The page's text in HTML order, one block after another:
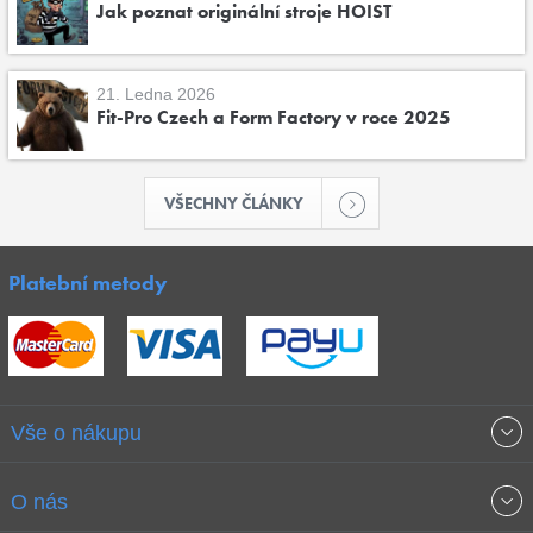
Jak poznat originální stroje HOIST
21. Ledna 2026
Fit-Pro Czech a Form Factory v roce 2025
VŠECHNY ČLÁNKY
Platební metody
Vše o nákupu
Obchodní podmínky
O nás